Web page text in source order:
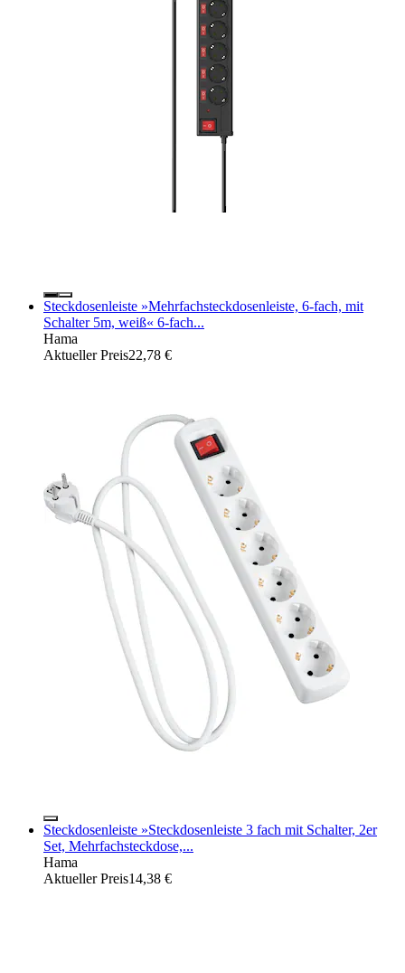
Steckdosenleiste »Mehrfachsteckdosenleiste, 6-fach, mit
Schalter 5m, weiß« 6-fach...
Hama
Aktueller Preis22,78 €
Steckdosenleiste »Steckdosenleiste 3 fach mit Schalter, 2er
Set, Mehrfachsteckdose,...
Hama
Aktueller Preis14,38 €